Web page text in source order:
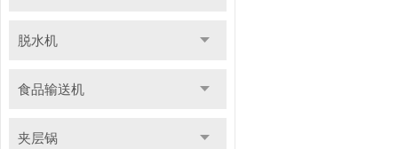
脱水机
食品输送机
夹层锅